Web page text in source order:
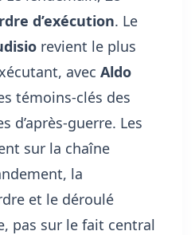
d’exécution. Le
revient le plus
avec Aldo
témoins-clés des
d’après-guerre. Les
sur la chaîne
la
et le déroulé
pas sur le fait central